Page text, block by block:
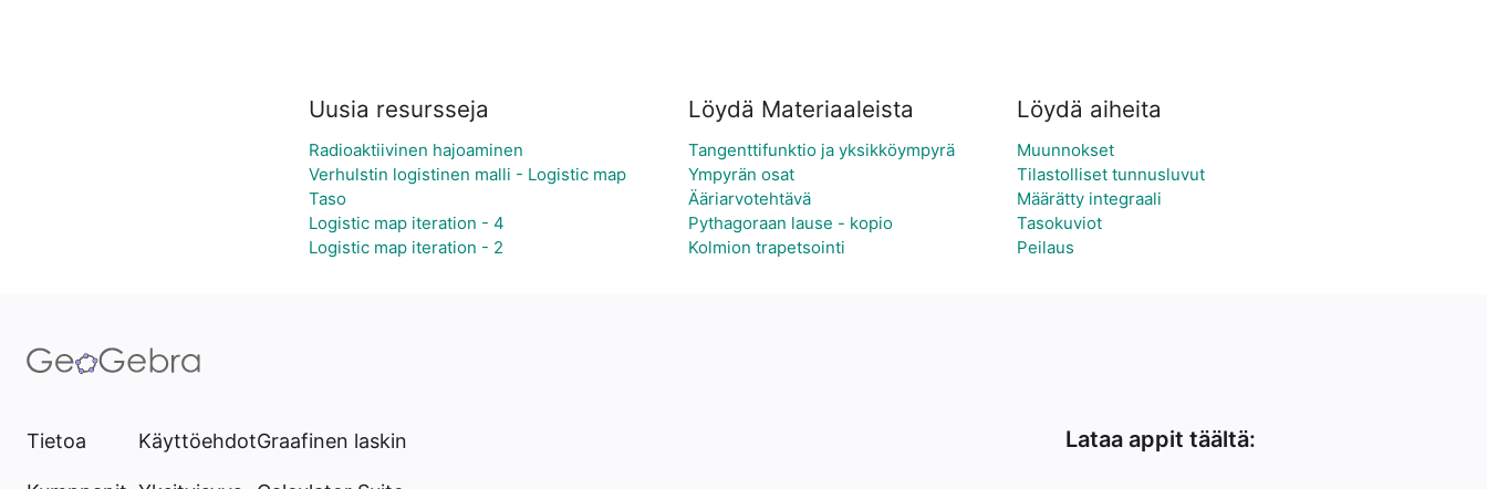
Uusia resursseja
Radioaktiivinen hajoaminen
Verhulstin logistinen malli - Logistic map
Taso
Logistic map iteration - 4
Logistic map iteration - 2
Löydä Materiaaleista
Tangenttifunktio ja yksikköympyrä
Ympyrän osat
Ääriarvotehtävä
Pythagoraan lause - kopio
Kolmion trapetsointi
Löydä aiheita
Muunnokset
Tilastolliset tunnusluvut
Määrätty integraali
Tasokuviot
Peilaus
Tietoa KäyttöehdotGraafinen laskin Lataa appit täältä: